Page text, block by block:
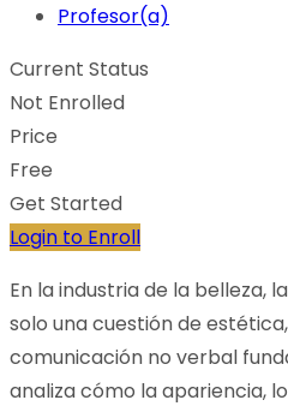
Profesor(a)
Current Status
Not Enrolled
Price
Free
Get Started
Login to Enroll
En la industria de la belleza,
solo una cuestión de
comunicación no verbal
analiza cómo la apariencia,